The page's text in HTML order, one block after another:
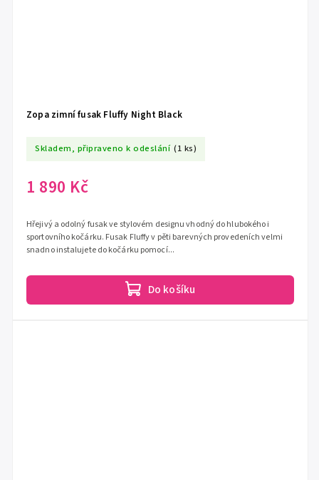
Zopa zimní fusak Fluffy Night Black
Skladem, připraveno k odeslání (1 ks)
1 890 Kč
Do košíku
Hřejivý a odolný fusak ve stylovém designu vhodný do hlubokého i
sportovního kočárku. Fusak Fluffy v pěti barevných provedeních velmi
snadno instalujete do kočárku pomocí...